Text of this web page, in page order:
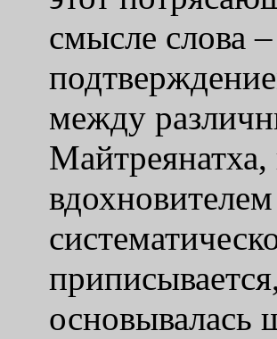
смысле слова
между
основывалась